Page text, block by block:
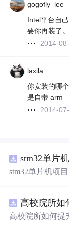
gogofly_lee
Intel平台自
要你再装了。
2014-
laxila
你安装的哪
是自带 arm
2014-
stm32单片机项
高校院所如何提